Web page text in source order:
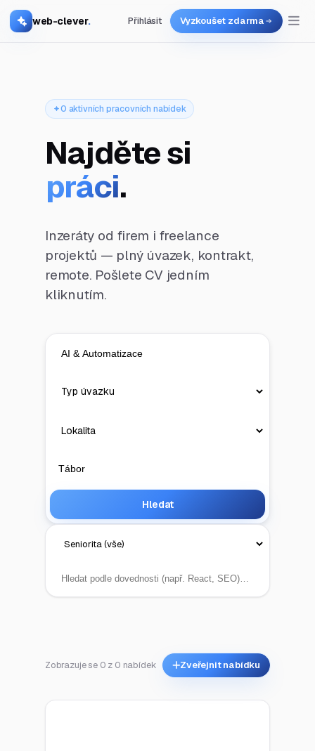
web-clever. Přihlásit Vyzkoušet zdarma
0 aktivních pracovních nabídek
Najděte si
práci.
Inzeráty od firem i freelance
projektů — plný úvazek, kontrakt,
remote. Pošlete CV jedním
kliknutím.
Hledat
Zobrazuje se 0 z 0 nabídek Zveřejnit nabídku